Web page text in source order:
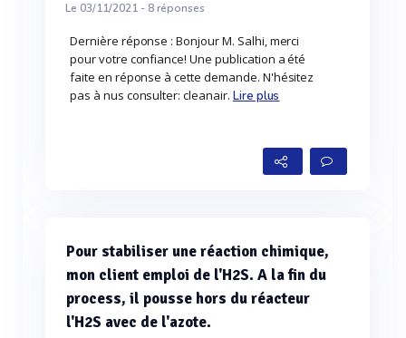
Le 03/11/2021 - 8réponses
Dernière réponse : Bonjour M. Salhi, merci
pour votre confiance! Une publication a été
faite en réponse à cette demande. N'hésitez
pas à nus consulter: cleanair. Lire plus
Pour stabiliser une réaction chimique,
mon client emploi de l'H2S. A la fin du
process, il pousse hors du réacteur
l'H2S avec de l'azote.